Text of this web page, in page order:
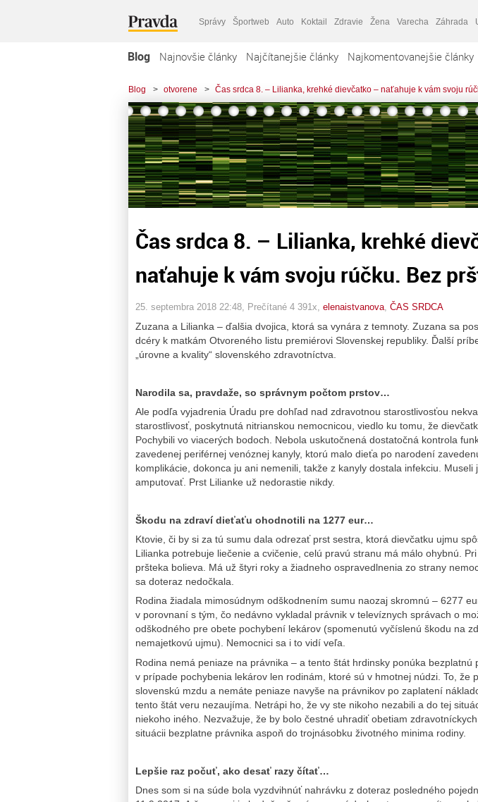
Správy Športweb Auto Koktail Zdravie Žena Varecha Záhrada
Blog Najnovšie články Najčítanejšie články Najkomentovanejšie články
Blog > otvorene > Čas srdca 8. – Lilianka, krehké dievčatko – naťahuje k vám svoju
Čas srdca 8. – Lilianka, krehké
naťahuje k vám svoju rúčku. Bez
25. septembra 2018 22:48 , Prečítané 4 391x, elenaistvanova ČAS SRDCA
Zuzana a Lilianka – ďalšia dvojica, ktorá sa vynára z temnoty. Zuzana sa
dcéry k matkám Otvoreného listu premiérovi Slovenskej republiky. Ďalší
„úrovne a kvality“ slovenského zdravotníctva.
Narodila sa, pravdaže, so správnym počtom prstov…
Ale podľa vyjadrenia Úradu pre dohľad nad zdravotnou starostlivosťou
starostlivosť, poskytnutá nitrianskou nemocnicou, viedlo ku tomu, že
Pochybili vo viacerých bodoch. Nebola uskutočnená dostatočná kontrola
zavedenej periférnej venóznej kanyly, ktorú malo dieťa po narodení
komplikácie, dokonca ju ani nemenili, takže z kanyly dostala infekciu. Museli
amputovať. Prst Lilianke už nedorastie nikdy.
Škodu na zdraví dieťaťu ohodnotili na 1277 eur…
Ktovie, či by si za tú sumu dala odrezať prst sestra, ktorá dievčatku ujmu
Lilianka potrebuje liečenie a cvičenie, celú pravú stranu má málo ohybnú.
pršteka bolieva. Má už štyri roky a žiadneho ospravedlnenia zo strany
sa doteraz nedočkala.
Rodina žiadala mimosúdnym odškodnením sumu naozaj skromnú – 6277
v porovnaní s tým, čo nedávno vykladal právnik v televíznych správach o
odškodného pre obete pochybení lekárov (spomenutú vyčíslenú škodu na
nemajetkovú ujmu). Nemocnici sa i to vidí veľa.
Rodina nemá peniaze na právnika – a tento štát hrdinsky ponúka bezplatnú
v prípade pochybenia lekárov len rodinám, ktoré sú v hmotnej núdzi. To, že
slovenskú mzdu a nemáte peniaze navyše na právnikov po zaplatení
tento štát veru nezaujíma. Netrápi ho, že vy ste nikoho nezabili a do tej
niekoho iného. Nezvažuje, že by bolo čestné uhradiť obetiam
situácii bezplatne právnika aspoň do trojnásobku životného minima rodiny.
Lepšie raz počuť, ako desať razy čítať…
Dnes som si na súde bola vyzdvihnúť nahrávku z doteraz posledného